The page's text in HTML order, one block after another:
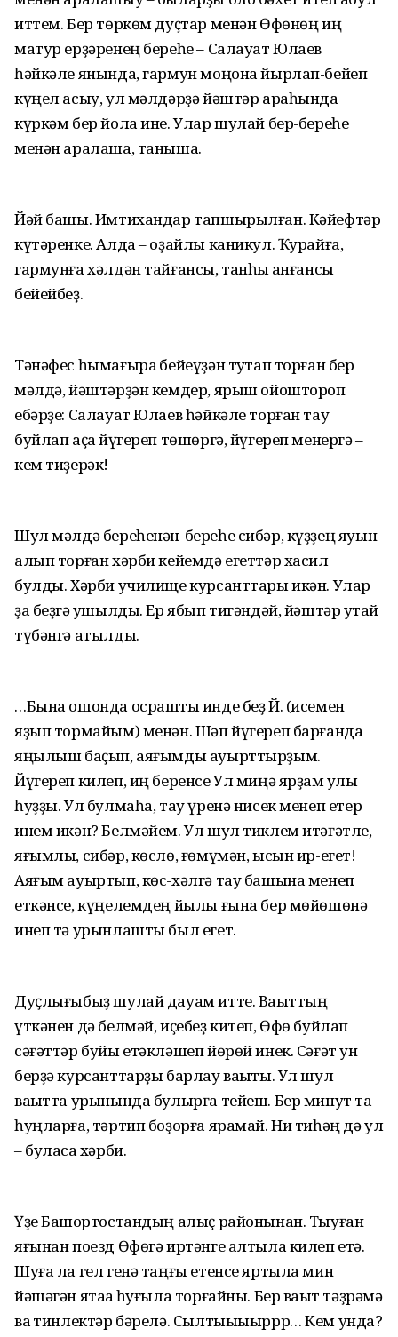
иттем. Бер төркөм дуҫтар менән Өфөнөң иң
матур ерҙәренең береһе – Салауат Юлаев
һәйкәле янында, гармун моңона йырлап-бейеп
күңел асыу, ул мәлдәрҙә йәштәр араһында
күркәм бер йола ине. Улар шулай бер-береһе
менән аралаша, таныша.
Йәй башы. Имтихандар тапшырылған. Кәйефтәр
күтәренке. Алда – оҙайлы каникул. Ҡурайға,
гармунға хәлдән тайғансы, танһыҡ ҡанғансы
бейейбеҙ.
Тәнәфес һымағыраҡ бейеүҙән туҡтап торған бер
мәлдә, йәштәрҙән кемдер, ярыш ойоштороп
ебәрҙе: Салауат Юлаев һәйкәле торған тау
буйлап аҫҡа йүгереп төшөргә, йүгереп менергә –
кем тиҙерәк!
Шул мәлдә береһенән-береһе сибәр, күҙҙең яуын
алып торған хәрби кейемдә егеттәр хасил
булды. Хәрби училище курсанттары икән. Улар
ҙа беҙгә ҡушылды. Ер ябып тигәндәй, йәштәр уҡтай
түбәнгә атылды.
…Бына ошонда осраштыҡ инде беҙ Й. (исемен
яҙып тормайым) менән. Шәп йүгереп барғанда
яңылыш баҫып, аяғымды ауырттырҙым.
Йүгереп килеп, иң беренсе Ул миңә ярҙам ҡулы
һуҙҙы. Ул булмаһа, тау үренә нисек менеп етер
инем икән? Белмәйем. Ул шул тиклем итәғәтле,
яғымлы, сибәр, көслө, ғөмүмән, ысын ир-егет!
Аяғым ауыртып, көс-хәлгә тау башына менеп
еткәнсе, күңелемдең йылы ғына бер мөйөшөнә
инеп тә урынлашты был егет.
Дуҫлығыбыҙ шулай дауам итте. Ваҡыттың
үткәнен дә белмәй, иҫебеҙ китеп, Өфө буйлап
сәғәттәр буйы етәкләшеп йөрөй инек. Сәғәт ун
берҙә курсанттарҙы барлау ваҡыты. Ул шул
ваҡытта урынында булырға тейеш. Бер минут та
һуңларға, тәртип боҙорға ярамай. Ни тиһәң дә ул
– буласаҡ хәрби.
Үҙе Башҡортостандың алыҫ районынан. Тыуған
яғынан поезд Өфөгә иртәнге алтыла килеп етә.
Шуға ла гел генә таңғы етенсе яртыла мин
йәшәгән ятаҡҡа һуғыла торғайны. Бер ваҡыт тәҙрәмә
ваҡ тинлектәр бәрелә. Сылтыыыыррр… Кем унда?